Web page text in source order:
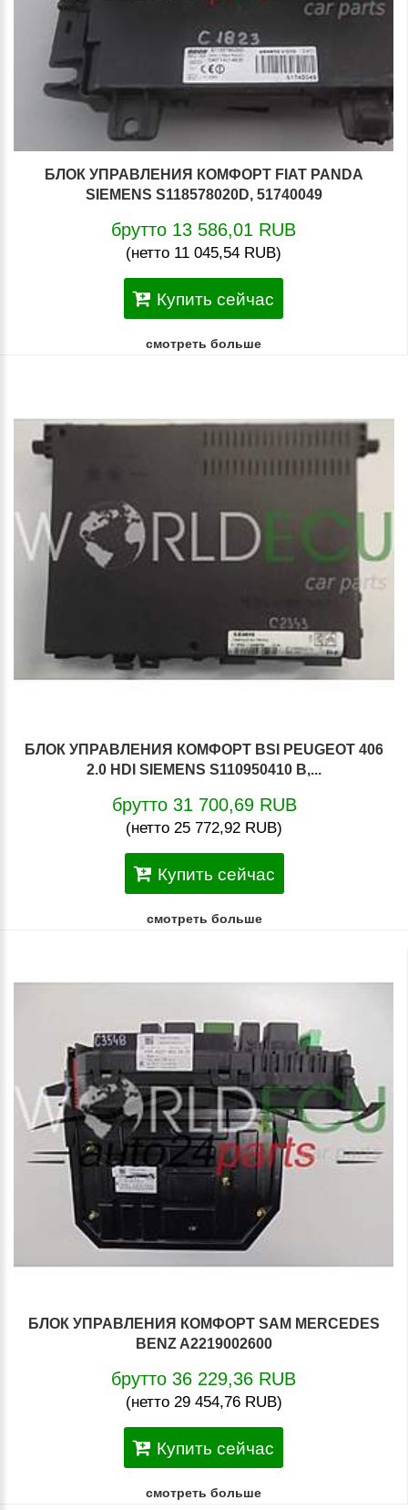
БЛОК УПРАВЛЕНИЯ КОМФОРТ FIAT PANDA
SIEMENS S118578020D, 51740049
брутто 13 586,01 RUB
(нетто 11 045,54 RUB)
Купить сейчас
смотреть больше
БЛОК УПРАВЛЕНИЯ КОМФОРТ BSI PEUGEOT 406
2.0 HDI SIEMENS S110950410 B,...
брутто 31 700,69 RUB
(нетто 25 772,92 RUB)
Купить сейчас
смотреть больше
БЛОК УПРАВЛЕНИЯ КОМФОРТ SAM MERCEDES
BENZ A2219002600
брутто 36 229,36 RUB
(нетто 29 454,76 RUB)
Купить сейчас
смотреть больше